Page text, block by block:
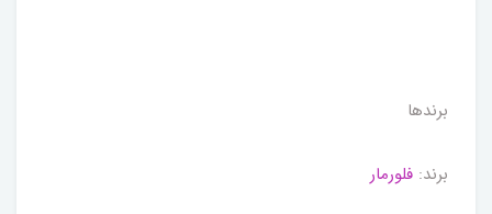
برندها
برند: فلورمار